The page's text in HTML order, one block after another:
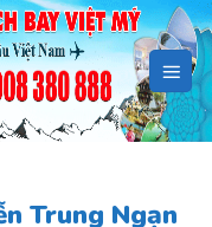
Trung Ngạn